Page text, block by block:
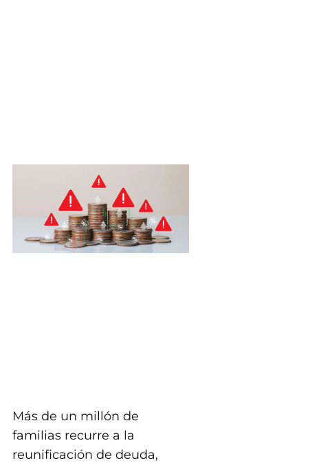
Más de un millón de
familias recurre a la
reunificación de deuda,